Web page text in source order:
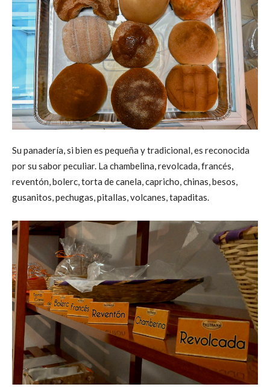
Su panadería, si bien es pequeña y tradicional, es reconocida
por su sabor peculiar. La chambelina, revolcada, francés,
reventón, bolerc, torta de canela, capricho, chinas, besos,
gusanitos, pechugas, pitallas, volcanes, tapaditas.